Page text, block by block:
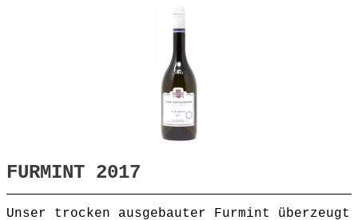
FURMINT 2017
Unser trocken ausgebauter Furmint überzeugt